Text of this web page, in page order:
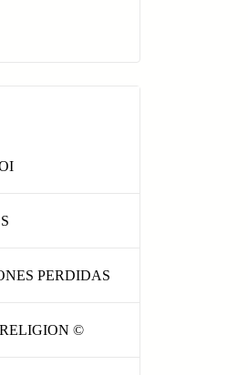
PERDIDAS
©